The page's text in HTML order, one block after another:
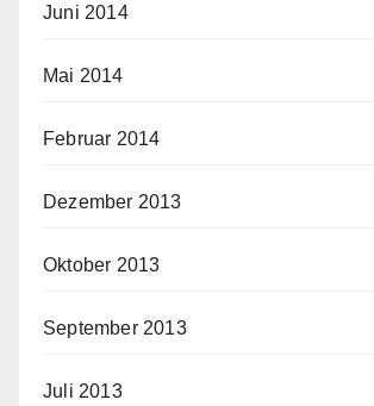
Juni 2014
Mai 2014
Februar 2014
Dezember 2013
Oktober 2013
September 2013
Juli 2013